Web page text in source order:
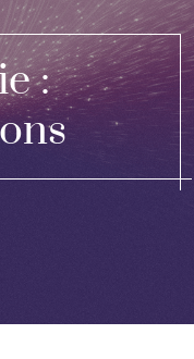
: